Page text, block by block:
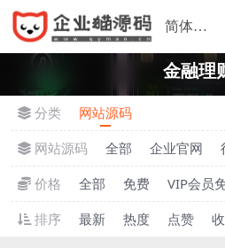
金融理
分类
网站源码
网站源码
全部 企业官网
价格
全部 免费 VIP会员
排序
最新 热度 点赞